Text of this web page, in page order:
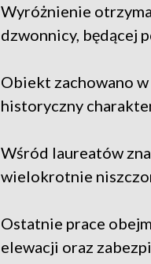
Wyróżnienie
dzwonnicy, będącej
Obiekt zachowano
historyczny
Wśród laureatów
wielokrotnie
Ostatnie prace
elewacji oraz